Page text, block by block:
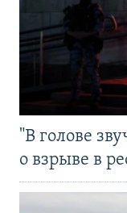
"В голове
о взрыве в